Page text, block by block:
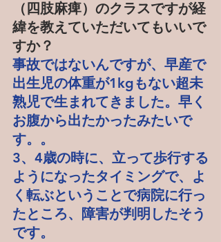
（四肢麻痺）のクラスですが経
緯を教えていただいてもいいで
すか？
事故ではないんですが、早産で
出生児の体重が1kgもない超未
熟児で生まれてきました。早く
お腹から出たかったみたいで
す。。
3、4歳の時に、立って歩行する
ようになったタイミングで、よ
く転ぶということで病院に行っ
たところ、障害が判明したそう
です。